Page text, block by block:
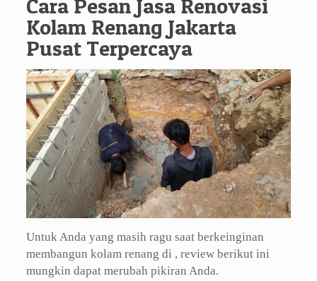
Cara Pesan Jasa Renovasi
Kolam Renang Jakarta
Pusat Terpercaya
Untuk Anda yang masih ragu saat berkeinginan
membangun kolam renang di , review berikut ini
mungkin dapat merubah pikiran Anda.